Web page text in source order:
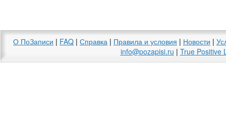
О ПоЗаписи | FAQ | Справка | Правила и условия | Новости |
info@pozapisi.ru | True Positive